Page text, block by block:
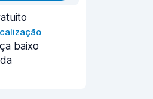
baixo